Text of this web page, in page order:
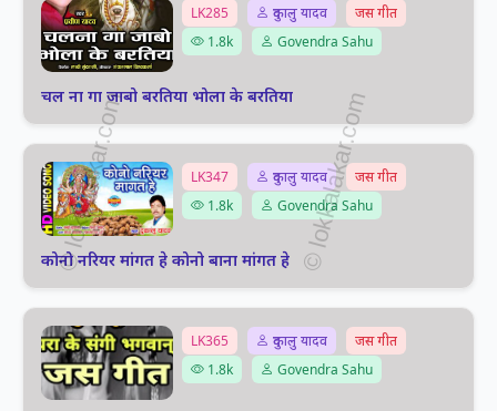
LK285 दुकालु यादव
जस गीत
1.8k
Govendra Sahu
चल ना गा जाबो बरतिया भोला के बरतिया
LK347 दुकालु यादव
जस गीत
1.8k
Govendra Sahu
कोनो नरियर मांगत हे कोनो बाना मांगत हे
LK365 दुकालु यादव
जस गीत
1.8k
Govendra Sahu